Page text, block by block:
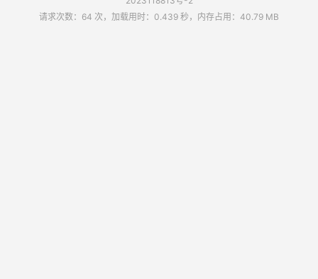
请求次数：64 次，加载用时：0.439 秒，内存占用：40.79 MB